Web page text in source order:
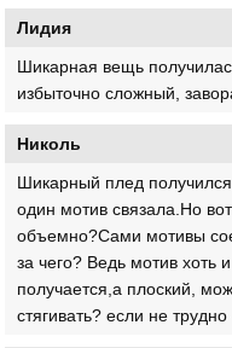
Лидия
Шикарная вещь
избыточно сложный,
Николь
Шикарный плед
один мотив связала.Но
объемно?Сами мотивы
за чего? Ведь мотив хоть
получается,а плоский,
стягивать? если не